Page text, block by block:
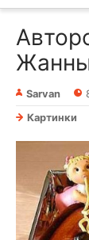
Sarvan
Картинки